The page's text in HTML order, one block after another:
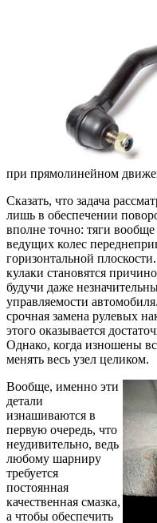
при прямолинейном
Сказать, что задача
лишь в обеспечении
вполне точно: тяги
ведущих колес
горизонтальной
кулаки становятся
будучи даже
управляемости
срочная замена рулевых
этого оказывается
Однако, когда изношены
менять весь узел целиком.
Вообще, именно эти
детали
изнашиваются в
первую очередь, что
неудивительно, ведь
любому шарниру
требуется
постоянная
качественная смазка,
а чтобы обеспечить